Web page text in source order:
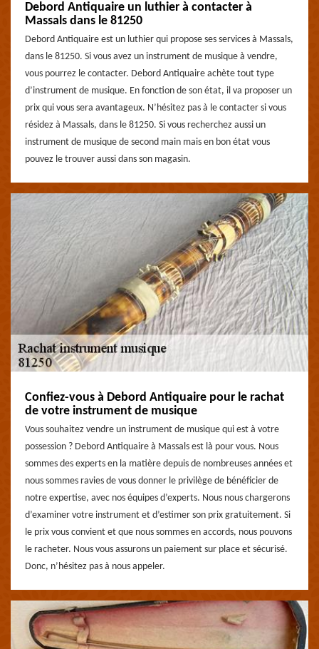
Debord Antiquaire un luthier à contacter à
Massals dans le 81250
Debord Antiquaire est un luthier qui propose ses services à Massals,
dans le 81250. Si vous avez un instrument de musique à vendre,
vous pourrez le contacter. Debord Antiquaire achète tout type
d’instrument de musique. En fonction de son état, il va proposer un
prix qui vous sera avantageux. N’hésitez pas à le contacter si vous
résidez à Massals, dans le 81250. Si vous recherchez aussi un
instrument de musique de second main mais en bon état vous
pouvez le trouver aussi dans son magasin.
Confiez-vous à Debord Antiquaire pour le rachat
de votre instrument de musique
Vous souhaitez vendre un instrument de musique qui est à votre
possession ? Debord Antiquaire à Massals est là pour vous. Nous
sommes des experts en la matière depuis de nombreuses années et
nous sommes ravies de vous donner le privilège de bénéficier de
notre expertise, avec nos équipes d’experts. Nous nous chargerons
d’examiner votre instrument et d’estimer son prix gratuitement. Si
le prix vous convient et que nous sommes en accords, nous pouvons
le racheter. Nous vous assurons un paiement sur place et sécurisé.
Donc, n’hésitez pas à nous appeler.